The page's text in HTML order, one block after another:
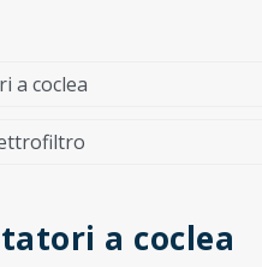
a coclea